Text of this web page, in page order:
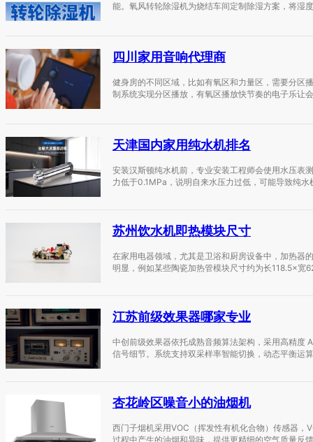
能。氧风转轮除湿机为烧结车间定制除湿方案，将湿
四川家用音响代理商
健身房的不同区域，比如有氧区和力量区，需要分区
制系统实现分区播放，有氧区播放快节奏的电子乐让
天津国内家用纯水机排名
安装汉斯顿纯水机前，专业安装工程师会使用水压表
力低于0.1MPa，说明自来水压力过低，可能导致纯
苏州饮水机即热模块尺寸
在家用电器领域，尤其是卫浴和厨房设备中，加热器
明显，例如某些陶瓷加热管模块尺寸约为长118.5×
江苏前级效果器哪家专业
中创前级效果器依托成熟音频算法架构，采用高精度
信号细节。系统支持双采样率智能切换，动态平衡运
杏花岭区噪音小的油烟机
西门子烟机采用VOC（挥发性有机化合物）传感器，
过程中产生的油烟和异味，提供更精细的空气质量反